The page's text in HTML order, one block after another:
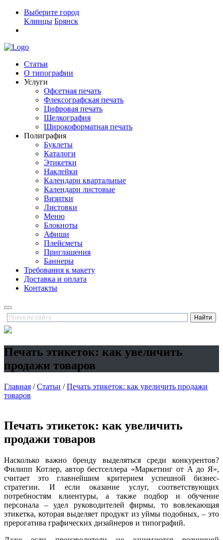
Выберите город
Клинцы Брянск
Статьи
О типографии
Услуги
Офсетная печать
Флексографская печать
Цифровая печать
Шелкография
Широкоформатная печать
Полиграфия
Буклеты
Каталоги
Этикетки
Наклейки
Календари квартальные
Календари листовые
Визитки
Листовки
Меню
Блокноты
Афиши
Плейсметы
Приглашения
Баннеры
Требования к макету
Доставка и оплата
Контакты
Печать этикеток: как увеличить
продажи товаров
Главная /Статьи /Печать этикеток: как увеличить продажи
товаров
Печать этикеток: как увеличить
продажи товаров
Насколько важно бренду выделяться среди конкурентов?
Филипп Котлер, автор бестселлера «Маркетинг от А до Я»,
считает это главнейшим критерием успешной бизнес-
стратегии. И если оказание услуг, соответствующих
потребностям клиентуры, а также подбор и обучение
персонала – удел руководителей фирмы, то вовлекающая
этикетка, которая выделяет продукт из уймы подобных, – это
прерогатива графических дизайнеров и типографий.